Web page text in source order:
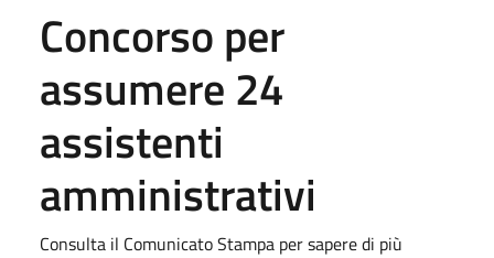
Concorso per
assumere 24
assistenti
amministrativi
Consulta il Comunicato Stampa per sapere di più